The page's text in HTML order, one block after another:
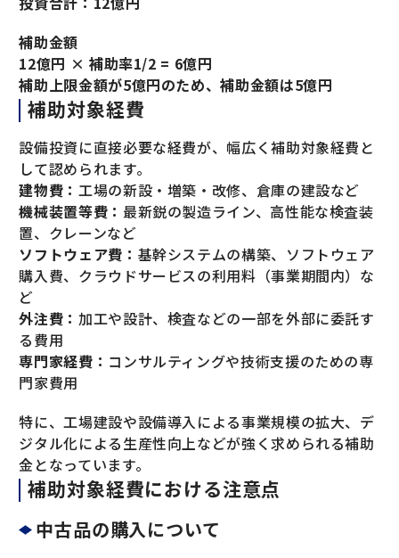
補助金額
12億円 × 補助率1/2 = 6億円
補助上限金額が5億円のため、補助金額は5億円
補助対象経費
設備投資に直接必要な経費が、幅広く補助対象経費と
して認められます。
建物費： 工場の新設・増築・改修、倉庫の建設など
機械装置等費： 最新鋭の製造ライン、高性能な検査装
置、クレーンなど
ソフトウェア費： 基幹システムの構築、ソフトウェア
購入費、クラウドサービスの利用料（事業期間内）な
ど
外注費： 加工や設計、検査などの一部を外部に委託す
る費用
専門家経費： コンサルティングや技術支援のための専
門家費用
特に、工場建設や設備導入による事業規模の拡大、デ
ジタル化による生産性向上などが強く求められる補助
金となっています。
補助対象経費における注意点
中古品の購入について